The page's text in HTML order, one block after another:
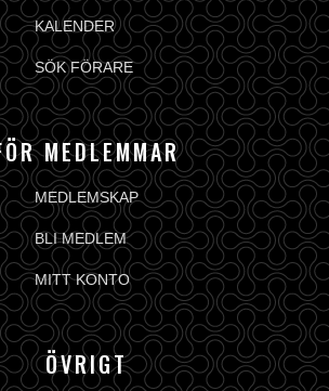
KALENDER
SÖK FÖRARE
MEDLEMMAR
MEDLEMSKAP
BLI MEDLEM
MITT KONTO
ÖVRIGT